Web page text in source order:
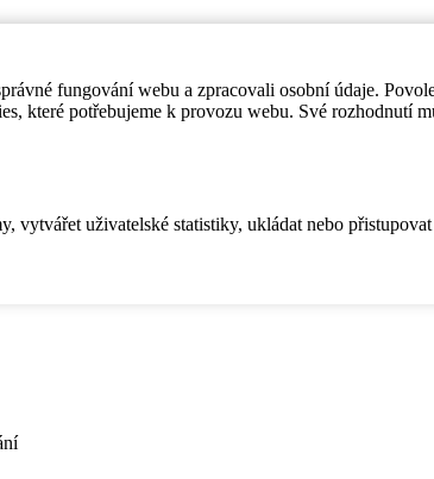
fungování webu a zpracovali osobní údaje.
které potřebujeme k provozu webu. Své rozhodnutí
uživatelské statistiky, ukládat nebo